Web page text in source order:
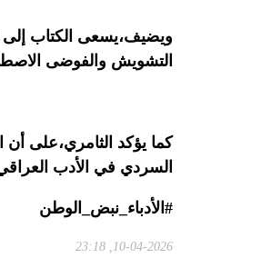
ويضيف،يسعى الكتاب إلى
التشويش والفوضى
كما يؤكد الثامري،على
السردي في الأدب
#الأدباء_نبض_الوطن
10-04-2026, 23:18